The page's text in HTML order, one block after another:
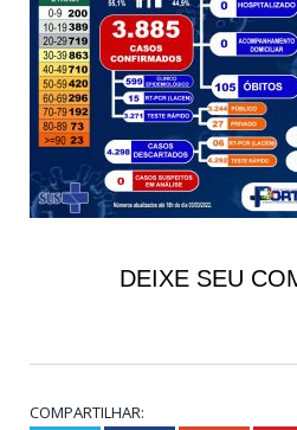
DEIXE SEU
COMPARTILHAR: